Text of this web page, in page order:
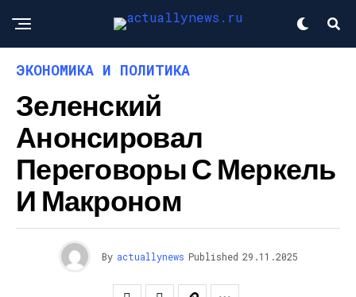
ЭКОНОМИКА И ПОЛИТИКА
Зеленский
Анонсировал
Переговоры С Меркель
И Макроном
By actuallynews Published 29.11.2025